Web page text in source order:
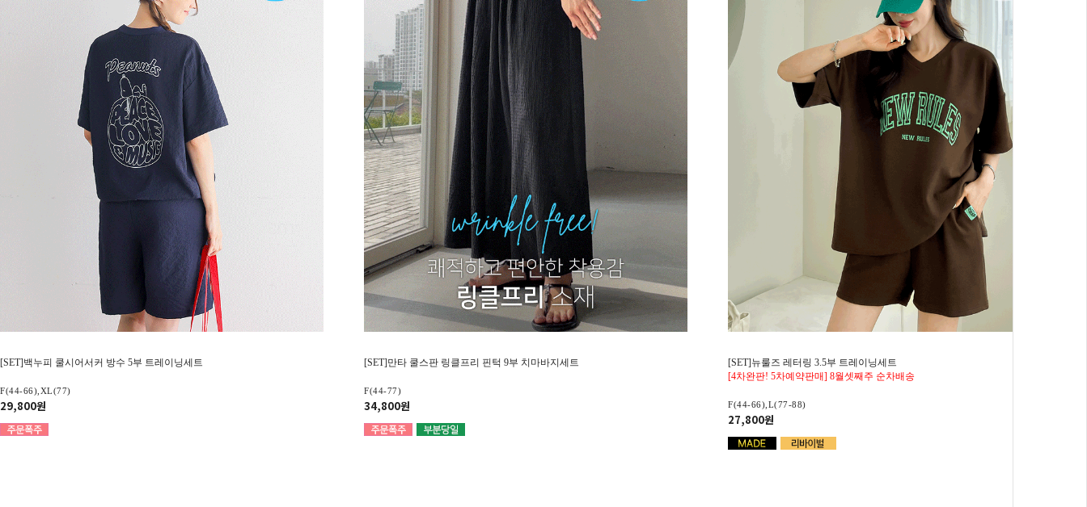
[SET]백누피 쿨시어서커 방수 5부 트레이닝세트
F(44-66),XL(77)
29,800원
[SET]만타 쿨스판 링클프리 핀턱 9부 치마바지세트
F(44-77)
34,800원
[SET]뉴룰즈 레터링 3.5부 트레이닝세트
[4차완판! 5차예약판매] 8월셋째주 순차배송
F(44-66),L(77-88)
27,800원